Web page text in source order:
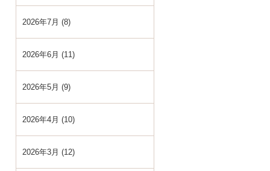
2026年7月 (8)
2026年6月 (11)
2026年5月 (9)
2026年4月 (10)
2026年3月 (12)